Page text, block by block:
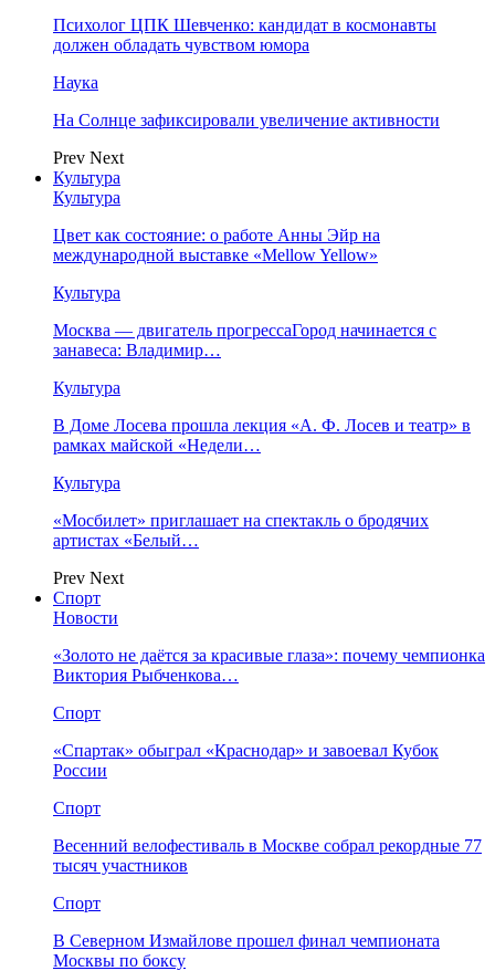
Психолог ЦПК Шевченко: кандидат в космонавты
должен обладать чувством юмора
Наука
На Солнце зафиксировали увеличение активности
Prev Next
Культура
Культура
Цвет как состояние: о работе Анны Эйр на
международной выставке «Mellow Yellow»
Культура
Москва — двигатель прогрессаГород начинается с
занавеса: Владимир…
Культура
В Доме Лосева прошла лекция «А. Ф. Лосев и театр» в
рамках майской «Недели…
Культура
«Мосбилет» приглашает на спектакль о бродячих
артистах «Белый…
Prev Next
Спорт
Новости
«Золото не даётся за красивые глаза»: почему чемпионка
Виктория Рыбченкова…
Спорт
«Спартак» обыграл «Краснодар» и завоевал Кубок
России
Спорт
Весенний велофестиваль в Москве собрал рекордные 77
тысяч участников
Спорт
В Северном Измайлове прошел финал чемпионата
Москвы по боксу